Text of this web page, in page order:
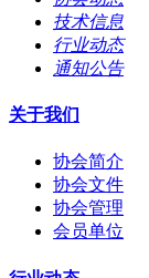
技术信息
行业动态
通知公告
关于我们
协会简介
协会文件
协会管理
会员单位